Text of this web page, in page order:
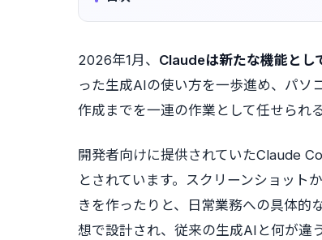
2026年1月、 Claudeは新たな機能と
った生成AIの使い方を一歩進め、パソ
作成までを一連の作業として任せられ
開発者向けに提供されていたClaude
とされています。スクリーンショット
きを作ったりと、日常業務への具体的
想で設計され、従来の生成AIと何が違